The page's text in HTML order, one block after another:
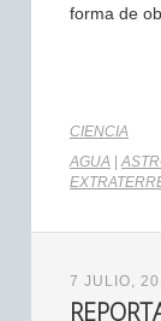
forma de
CIENCIA
AGUA |
7 JULIO,